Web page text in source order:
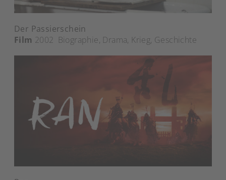
Der Passierschein
Film 2002 Biographie, Drama, Krieg, Geschichte